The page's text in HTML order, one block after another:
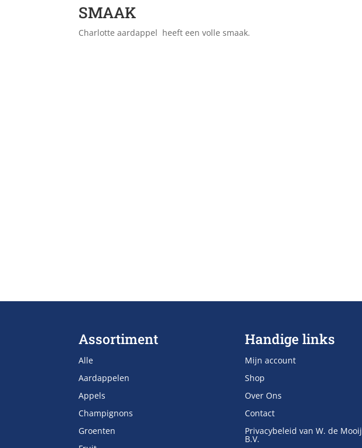
SMAAK
Charlotte aardappel heeft een volle smaak.
Assortiment
Alle
Aardappelen
Appels
Champignons
Groenten
Handige links
Mijn account
Shop
Over Ons
Contact
Privacybeleid van W. de Mooij
B.V.